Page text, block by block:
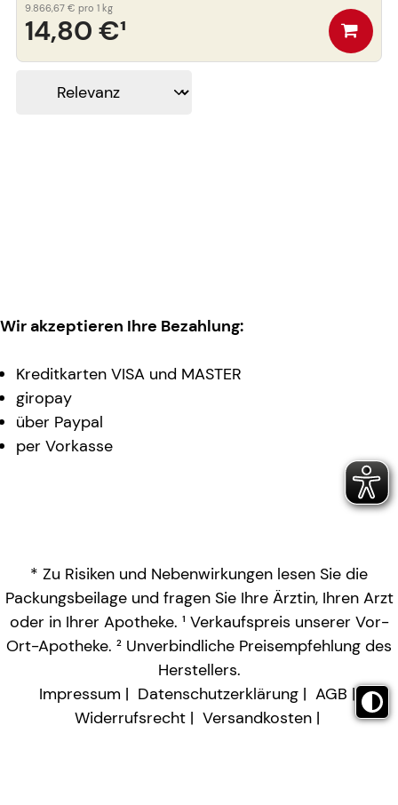
14,80 €¹
9.866,67 € pro 1 kg
Wir akzeptieren Ihre Bezahlung:
Kreditkarten VISA und MASTER
giropay
über Paypal
per Vorkasse
* Zu Risiken und Nebenwirkungen lesen Sie die
Packungsbeilage und fragen Sie Ihre Ärztin, Ihren Arzt
oder in Ihrer Apotheke. ¹ Verkaufspreis unserer Vor-
Ort-Apotheke. ² Unverbindliche Preisempfehlung des
Herstellers.
Impressum
Datenschutzerklärung
AGB
Widerrufsrecht
Versandkosten